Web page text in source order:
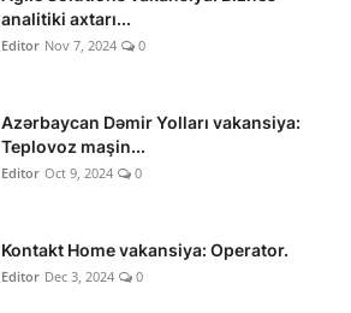
analitiki axtarı...
Editor Nov 7, 2024 0
Azərbaycan Dəmir Yolları vakansiya:
Teplovoz maşin...
Editor Oct 9, 2024 0
Kontakt Home vakansiya: Operator.
Editor Dec 3, 2024 0